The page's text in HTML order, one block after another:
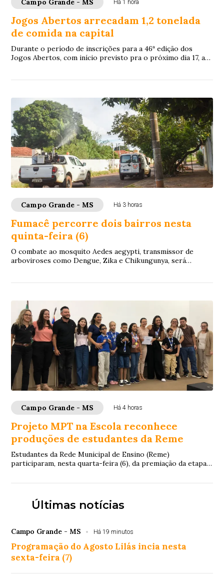
Campo Grande - MS Há 1 hora
Jogos Abertos arrecadam 1,2 tonelada
de comida na capital
Durante o período de inscrições para a 46ª edição dos
Jogos Abertos, com início previsto pra o próximo dia 17, a
Campo Grande - MS Há 3 horas
Fumacê percorre dois bairros nesta
quinta-feira (6)
O combate ao mosquito Aedes aegypti, transmissor de
arboviroses como Dengue, Zika e Chikungunya, será
Campo Grande - MS Há 4 horas
Projeto MPT na Escola reconhece
produções de estudantes da Reme
Estudantes da Rede Municipal de Ensino (Reme)
participaram, nesta quarta-feira (6), da premiação da etapa
Últimas notícias
Campo Grande - MS Há 19 minutos
Programação do Agosto Lilás incia nesta
sexta-feira (7)